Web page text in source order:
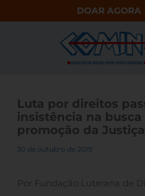
DOAR AGORA
Luta por direitos
insistência na busca
promoção da Justiça
30 de outubro de 2019
Por Fundação Luterana de